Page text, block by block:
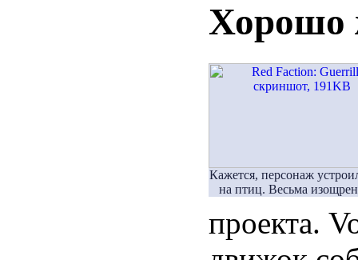
Хорошо
Кажется, персонаж
на птиц. Весьма
проекта.